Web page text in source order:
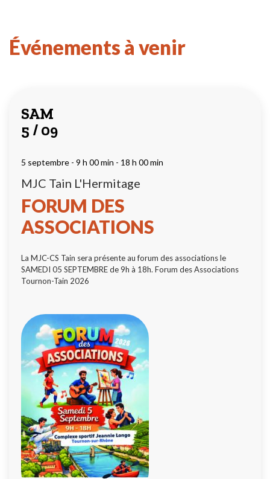
Événements à venir
SAM
5 / 09
5 septembre - 9 h 00 min - 18 h 00 min
MJC Tain L'Hermitage
FORUM DES
ASSOCIATIONS
La MJC-CS Tain sera présente au forum des associations le
SAMEDI 05 SEPTEMBRE de 9h à 18h. Forum des Associations
Tournon-Tain 2026